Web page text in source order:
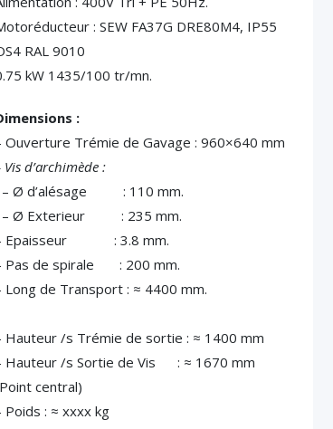
: SEW FA37G DRE80M4, IP55
RAL 9010
kW 1435/100 tr/mn.
:
Ouverture Trémie de Gavage : 960×640 mm
Vis d’archimède :
Ø d’alésage : 110 mm.
– Ø Exterieur : 235 mm.
Epaisseur : 3.8 mm.
Pas de spirale : 200 mm.
Long de Transport : ≈ 4400 mm.
Hauteur /s Trémie de sortie : ≈ 1400 mm
Hauteur /s Sortie de Vis : ≈ 1670 mm
central)
Poids : ≈ xxxx kg